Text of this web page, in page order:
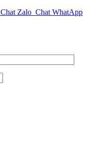
Chat Zalo Chat WhatApp